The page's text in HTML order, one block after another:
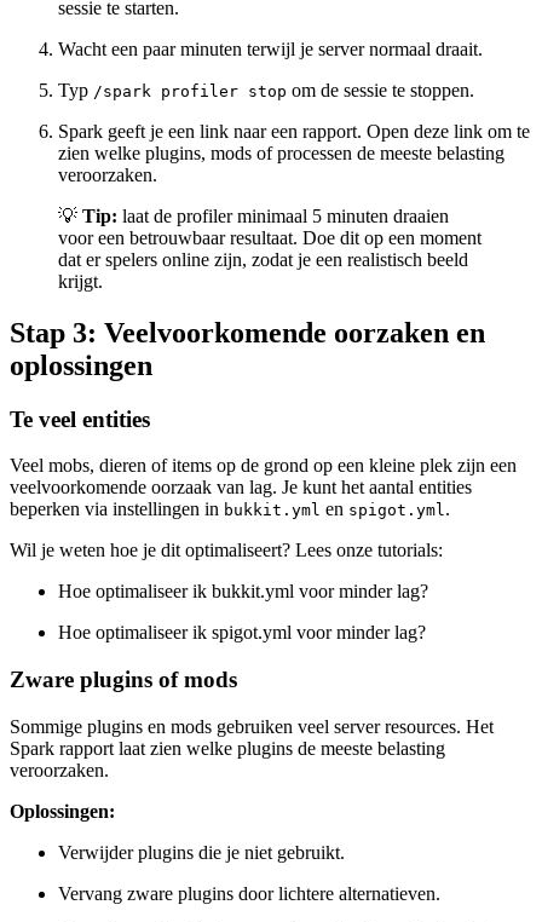
sessie te starten.
Wacht een paar minuten terwijl je server normaal draait.
Typ /spark profiler stop om de sessie te stoppen.
Spark geeft je een link naar een rapport. Open deze link om te
zien welke plugins, mods of processen de meeste belasting
veroorzaken.
💡 Tip: laat de profiler minimaal 5 minuten draaien
voor een betrouwbaar resultaat. Doe dit op een moment
dat er spelers online zijn, zodat je een realistisch beeld
krijgt.
Stap 3: Veelvoorkomende oorzaken en
oplossingen
Te veel entities
Veel mobs, dieren of items op de grond op een kleine plek zijn een
veelvoorkomende oorzaak van lag. Je kunt het aantal entities
beperken via instellingen in bukkit.yml en spigot.yml.
Wil je weten hoe je dit optimaliseert? Lees onze tutorials:
Hoe optimaliseer ik bukkit.yml voor minder lag?
Hoe optimaliseer ik spigot.yml voor minder lag?
Zware plugins of mods
Sommige plugins en mods gebruiken veel server resources. Het
Spark rapport laat zien welke plugins de meeste belasting
veroorzaken.
Oplossingen:
Verwijder plugins die je niet gebruikt.
Vervang zware plugins door lichtere alternatieven.